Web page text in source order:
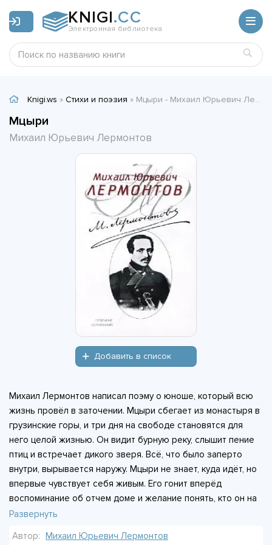
KNIGI.CC
Электронная библиотека
Knigi.ws » Стихи и поэзия » Мцыри - Михаил Юрьевич Лермонтов
Мцыри
Михаил Юрьевич Лермонтов
Добавить в список
Михаил Лермонтов написал поэму о юноше, который всю
жизнь провёл в заточении. Мцыри сбегает из монастыря в
грузинские горы, и три дня на свободе становятся для
него целой жизнью. Он видит бурную реку, слышит пение
птиц и встречает дикого зверя. Всё, что было заперто
внутри, вырывается наружу. Мцыри не знает, куда идёт, но
впервые чувствует себя живым. Его гонит вперёд
воспоминание об отчем доме и желание понять, кто он на
самом деле. Поэма построена как исповедь. Лермонтов
ради глотка настоящей жизни. Грузинские пейзажи здесь
Развернуть
Автор: Михаил Юрьевич Лермонтов